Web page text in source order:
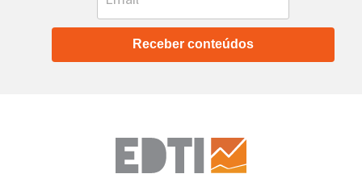
Receber conteúdos